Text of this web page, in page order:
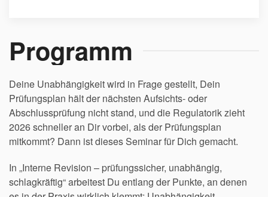
Programm
Deine Unabhängigkeit wird in Frage gestellt, Dein
Prüfungsplan hält der nächsten Aufsichts- oder
Abschlussprüfung nicht stand, und die Regulatorik zieht
2026 schneller an Dir vorbei, als der Prüfungsplan
mitkommt? Dann ist dieses Seminar für Dich gemacht.
In „Interne Revision – prüfungssicher, unabhängig,
schlagkräftig“ arbeitest Du entlang der Punkte, an denen